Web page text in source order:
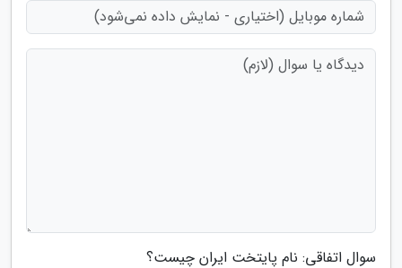
سوال اتفاقی: نام پایتخت ایران چیست؟